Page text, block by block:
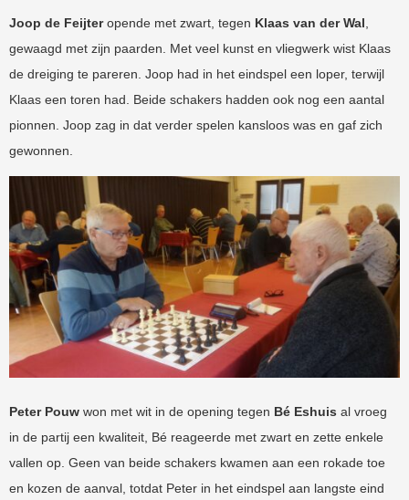
Joop de Feijteropende met zwart, tegen Klaas van der Wal
gewaagd met zijn paarden. Met veel kunst en vliegwerk wist Klaas
de dreiging te pareren. Joop had in het eindspel een loper, terwijl
Klaas een toren had. Beide schakers hadden ook nog een aantal
pionnen. Joop zag in dat verder spelen kansloos was en gaf zich
gewonnen.
Peter Pouw won met wit in de opening tegen Bé Eshuis al vroeg
in de partij een kwaliteit, Bé reageerde met zwart en zette enkele
vallen op. Geen van beide schakers kwamen aan een rokade toe
en kozen de aanval, totdat Peter in het eindspel aan langste eind